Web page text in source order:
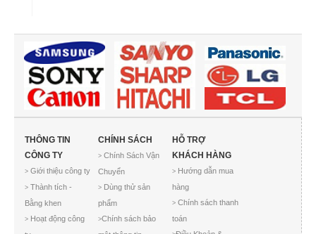
THÔNG TIN
CÔNG TY
> Giới thiệu công ty
> Thành tích -
Bằng khen
> Hoạt động công
CHÍNH SÁCH
> Chính Sách Vận
Chuyển
> Dùng thử sản
phẩm
>Chính sách bảo
HỖ TRỢ
KHÁCH HÀNG
>Hướng dẫn mua
hàng
>Chính sách thanh
toán